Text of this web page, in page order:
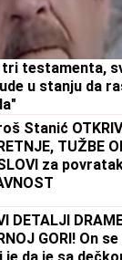
tri testamenta,
u stanju da
Stanić
TUŽBE
za
DETALJI
GORI! On
je da je sa